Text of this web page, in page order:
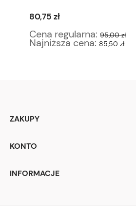
80,75 zł
Cena regularna: 95,00 zł
Najniższa cena: 85,50 zł
ZAKUPY
KONTO
INFORMACJE